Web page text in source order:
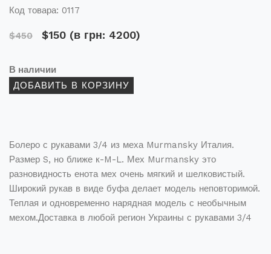
Код товара: 0117
$450 $150 (в грн: 4200)
В наличии
Болеро с рукавами 3/4 из меха Murmansky Италия.
Размер S, но ближе к-M-L. Мех Murmansky это
разновидность енота мех очень мягкий и шелковистый.
Широкий рукав в виде буфа делает модель неповторимой.
Теплая и одновременно нарядная модель с необычным
мехом.Доставка в любой регион Украины с рукавами 3/4